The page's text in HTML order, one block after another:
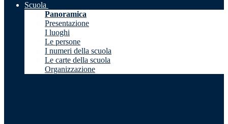
Scuola
Panoramica
Presentazione
I luoghi
Le persone
I numeri della scuola
Le carte della scuola
Organizzazione